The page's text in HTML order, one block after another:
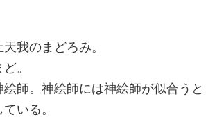
我のまどろみ。
。
師。神絵師には神絵師が似合うと
いる。